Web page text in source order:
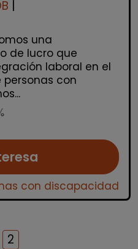
|
una
de lucro que
laboral en el
con
con discapacidad
2